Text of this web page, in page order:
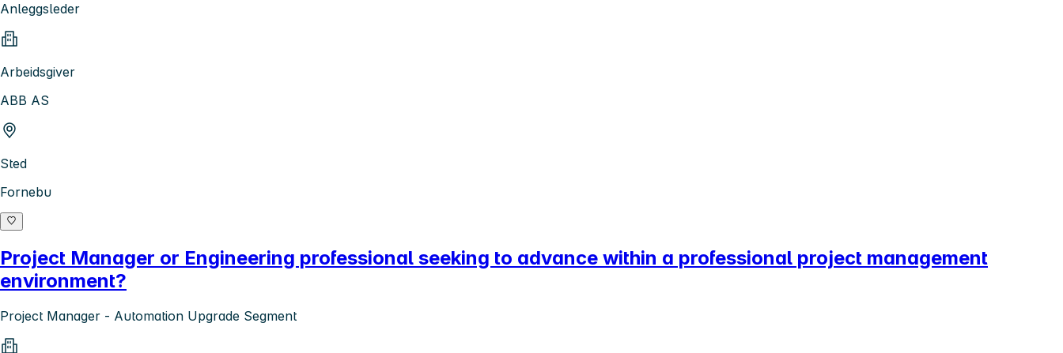
Anleggsleder
Arbeidsgiver
ABB AS
Sted
Fornebu
Project Manager or Engineering professional seeking to advance within a professional project management
environment?
Project Manager - Automation Upgrade Segment